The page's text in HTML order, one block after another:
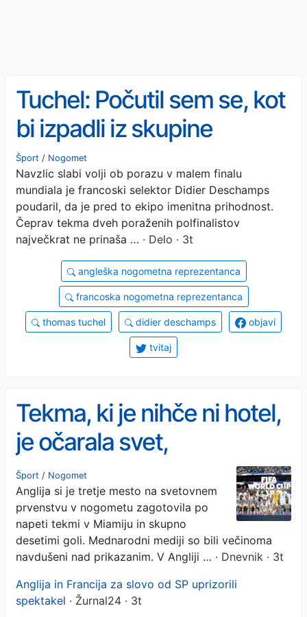
Tuchel: Počutil sem se, kot
bi izpadli iz skupine
Šport / Nogomet
Navzlic slabi volji ob porazu v malem finalu
mundiala je francoski selektor Didier Deschamps
poudaril, da je pred to ekipo imenitna prihodnost.
Čeprav tekma dveh poraženih polfinalistov
največkrat ne prinaša … · Delo · 3t
angleška nogometna reprezentanca
francoska nogometna reprezentanca
thomas tuchel didier deschamps objavi
tvitaj
Tekma, ki je nihče ni hotel,
je očarala svet,
brodolomec Deschamps z
madežem kariere
Šport / Nogomet
Anglija si je tretje mesto na svetovnem
prvenstvu v nogometu zagotovila po
napeti tekmi v Miamiju in skupno
desetimi goli. Mednarodni mediji so bili večinoma
navdušeni nad prikazanim. V Angliji … · Dnevnik · 3t
Anglija in Francija za slovo od SP uprizorili
spektakel · Žurnal24 · 3t